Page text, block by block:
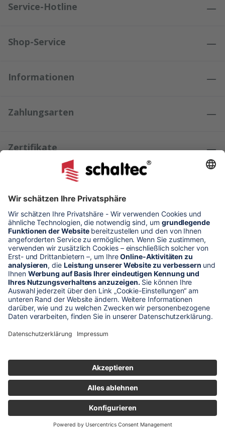
Service-Hotline
Shop-Service
Informationen
Zahlungsarten
Zertifikate
Kundenmeinungen
* Alle Preise verstehen sich zzgl. Mehrwertsteuer und Versandkosten
Unser Shop-Angebot richtet sich nur an gewerbliche
** LP = Listenneupreis (netto) des Herstellers
Mitarbeitern bearbeitet. Sie erhalten in jedem Fall ein Angebot bzw.
eine Auftragsbestätigung.
Produktabbildungen von Gebrauchtartikeln entsprechen nicht immer
der vorrätigen Ware - sie können ähnliche Produkte zeigen.
© 2026 schaltec GmbH |Impressum